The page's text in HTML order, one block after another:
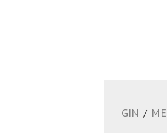
GIN /